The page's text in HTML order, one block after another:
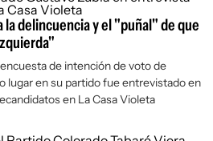
delincuencia y el "puñal" de que
de intención de voto de
lugar en su partido fue entrevistado en
en La Casa Violeta